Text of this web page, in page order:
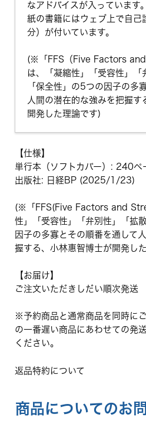
なアドバイスが入っています。
紙の書籍にはウェブ上で自己
分）が付いています。
(※「FFS（Five Factors and
は、「凝縮性」「受容性」「
「保全性」の5つの因子の多
人間の潜在的な強みを把握す
開発した理論です)
【仕様】
単行本（ソフトカバー）: 240ペ
出版社: 日経BP (2025/1/23)
(※「FFS(Five Factors and
性」「受容性」「弁別性」「拡
因子の多寡とその順番を通して
握する、小林惠智博士が開発し
【お届け】
ご注文いただきしだい順次発送
※予約商品と通常商品を同時に
の一番遅い商品にあわせての発
ください。
返品特約について
商品についてのお